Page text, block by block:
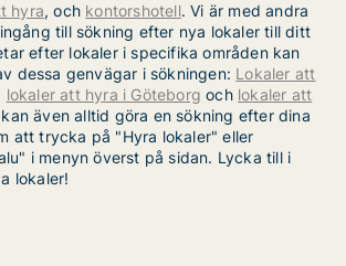
hyra, och kontorshotell. Vi är med andra
till sökning efter nya lokaler till ditt
efter lokaler i specifika områden kan
dessa genvägar i sökningen: Lokaler att
lokaler att hyra i Göteborg och lokaler att
även alltid göra en sökning efter dina
att trycka på "Hyra lokaler" eller
i menyn överst på sidan. Lycka till i
lokaler!